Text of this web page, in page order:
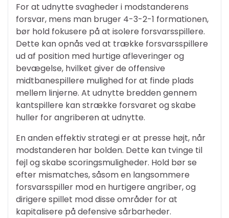
For at udnytte svagheder i modstanderens
forsvar, mens man bruger 4-3-2-1 formationen,
bør hold fokusere på at isolere forsvarsspillere.
Dette kan opnås ved at trække forsvarsspillere
ud af position med hurtige afleveringer og
bevægelse, hvilket giver de offensive
midtbanespillere mulighed for at finde plads
mellem linjerne. At udnytte bredden gennem
kantspillere kan strække forsvaret og skabe
huller for angriberen at udnytte.
En anden effektiv strategi er at presse højt, når
modstanderen har bolden. Dette kan tvinge til
fejl og skabe scoringsmuligheder. Hold bør se
efter mismatches, såsom en langsommere
forsvarsspiller mod en hurtigere angriber, og
dirigere spillet mod disse områder for at
kapitalisere på defensive sårbarheder.